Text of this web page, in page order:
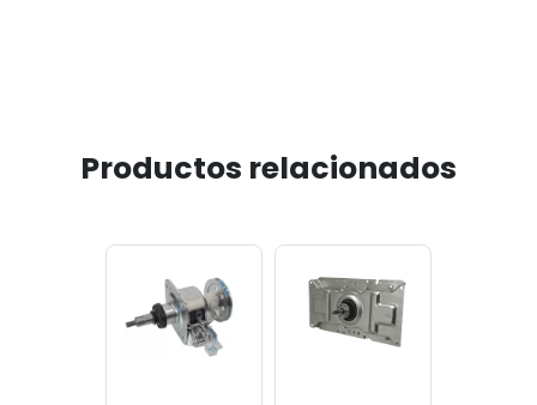
Productos relacionados